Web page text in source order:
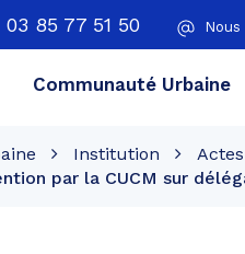
03 85 77 51 50
Communauté Urbaine
Institution
par la CUCM sur